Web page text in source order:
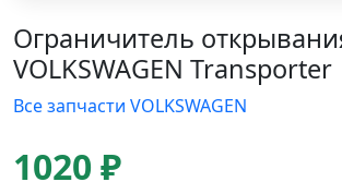
Ограничитель
VOLKSWAGEN Transporter
Все запчасти VOLKSWAGEN
1020 ₽